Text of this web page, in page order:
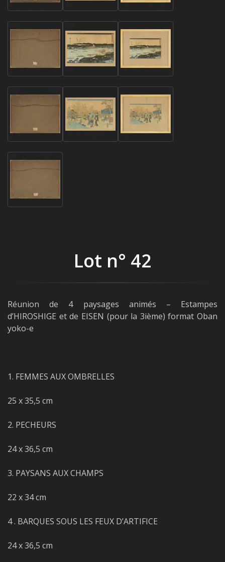
Lot n° 42
Réunion de 4 paysages animés – Estampes
d’HIROSHIGE et de EISEN (pour la 3ième) format Oban
yoko-e
1. FEMMES AUX OMBRELLES
25 x 35,5 cm
2. PECHEURS
24 x 36,5 cm
3. PAYSANS AUX CHAMPS
22 x 34 cm
4 . BARQUES SOUS LES FEUX D’ARTIFICE
24 x 36,5 cm